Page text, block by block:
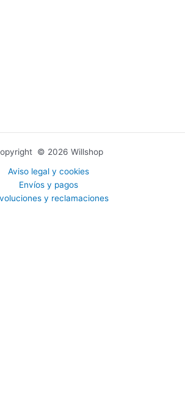
© 2026 Willshop
Aviso legal y cookies
Envíos y pagos
y reclamaciones